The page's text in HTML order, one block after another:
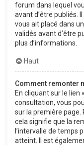
forum dans lequel
avant d’être publiés.
vous ait placé dans
validés avant d’être
plus d’informations.
Haut
Comment remonter
En cliquant sur le lien
consultation, vous
sur la première page.
cela signifie que la
l’intervalle de temps
atteint. Il est